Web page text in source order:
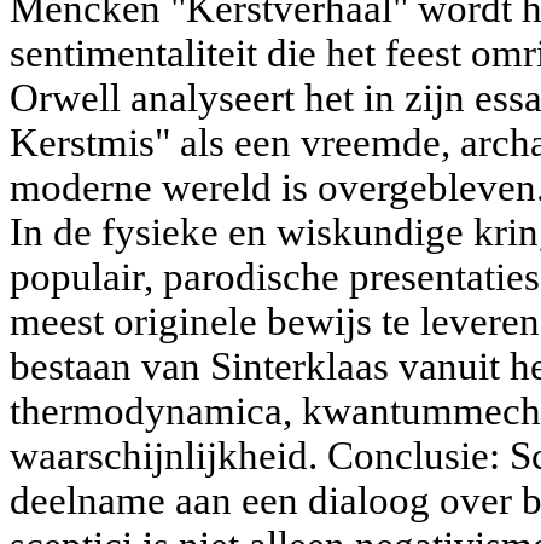
sentimentaliteit die het feest
Orwell analyseert het in zijn
Kerstmis" als een vreemde,
moderne wereld is
In de fysieke en wiskundige
populair, parodische
meest originele bewijs te
bestaan van Sinterklaas vanuit
thermodynamica,
waarschijnlijkheid. Conclusie:
deelname aan een dialoog over